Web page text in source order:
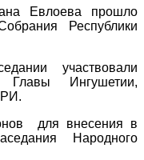
Евлоева прошло
Республики
участвовали
Главы Ингушетии,
РИ.
для внесения в
Народного